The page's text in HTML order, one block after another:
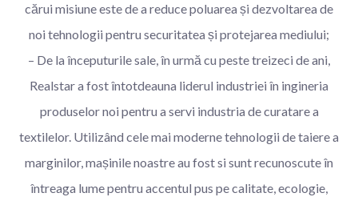
cărui misiune este de a reduce poluarea și dezvoltarea de
noi tehnologii pentru securitatea și protejarea mediului;
– De la începuturile sale, în urmă cu peste treizeci de ani,
Realstar a fost întotdeauna liderul industriei în ingineria
produselor noi pentru a servi industria de curatare a
textilelor. Utilizând cele mai moderne tehnologii de taiere a
marginilor, mașinile noastre au fost si sunt recunoscute în
întreaga lume pentru accentul pus pe calitate, ecologie,